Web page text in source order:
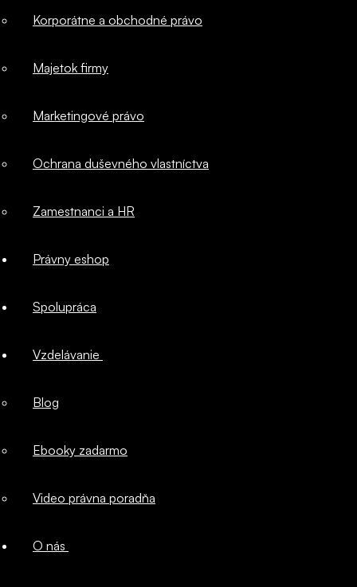
Korporátne a obchodné právo
Majetok firmy
Marketingové právo
Ochrana duševného vlastníctva
Zamestnanci a HR
Právny eshop
Spolupráca
Vzdelávanie
Blog
Ebooky zadarmo
Video právna poradňa
O nás